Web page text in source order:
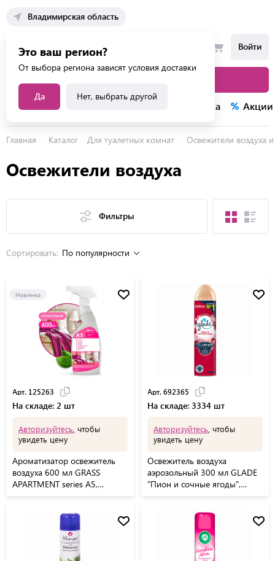
Владимирская область
Это ваш регион?
От выбора региона зависят условия доставки
Да Нет, выбрать другой
Войти
Каталог услуг Распродажа Акции
Главная Каталог Для туалетных комнат Освежители воздуха
Освежители воздуха
Фильтры
Сортировать: По популярности
Новинка
Арт. 125263
На складе: 2 шт
Авторизуйтесь , чтобы
увидеть цену
Ароматизатор освежитель
воздуха 600 мл GRASS
APARTMENT series A5,
Арт. 692365
На складе: 3334 шт
Авторизуйтесь , чтобы
увидеть цену
Освежитель воздуха
аэрозольный 300 мл GLADE
"Пион и сочные ягоды",